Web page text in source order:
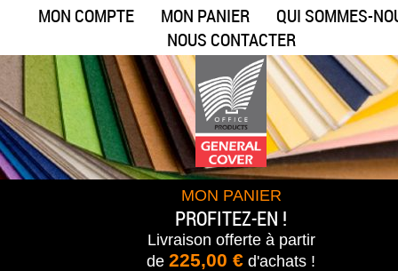
MON COMPTE MON PANIER
QUI SOMMES-
NOUS CONTACTER
MON PANIER
PROFITEZ-EN !
Livraison offerteà partir
de 225,00 € d'achats !